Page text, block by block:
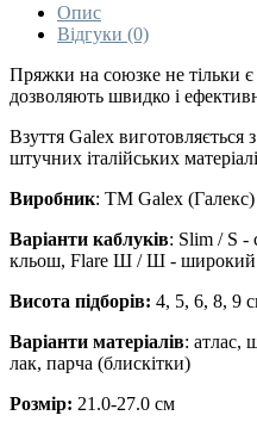
Опис
Відгуки (0)
Пряжки на союзке не тільки
дозволяють швидко і
Взуття Galex виготовляється
штучних італійських
Виробник: ТМ Galex (Галекс)
Варіанти каблуків: Slim / S -
кльош, Flare Ш / Ш -
Висота підборів: 4, 5, 6, 8, 9
Варіанти матеріалів: атлас,
лак, парча (блискітки)
Розмір: 21.0-27.0 см